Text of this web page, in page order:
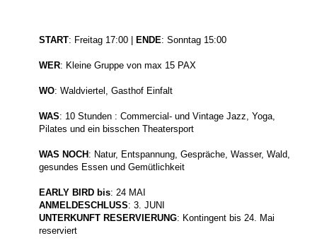
START: Freitag 17:00 | ENDE: Sonntag 15:00
WER: Kleine Gruppe von max 15 PAX
WO: Waldviertel, Gasthof Einfalt
WAS: 10 Stunden : Commercial- und Vintage Jazz, Yoga,
Pilates und ein bisschen Theatersport
WAS NOCH : Natur, Entspannung, Gespräche, Wasser, Wald,
gesundes Essen und Gemütlichkeit
EARLY BIRD bis: 24 MAI
ANMELDESCHLUSS: 3. JUNI
UNTERKUNFT RESERVIERUNG: Kontingent bis 24. Mai
reserviert